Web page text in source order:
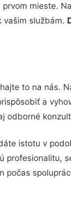
mieste.
vašim službám.
to na nás.
a
odborné
istotu v
profesionalitu,
počas